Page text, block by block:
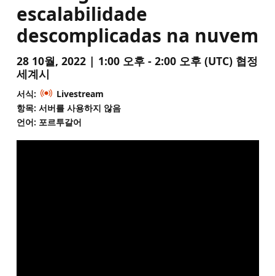
escalabilidade
descomplicadas na nuvem
28 10월, 2022 | 1:00 오후 - 2:00 오후 (UTC) 협정
세계시
서식:
Livestream
항목: 서버를 사용하지 않음
언어: 포르투갈어